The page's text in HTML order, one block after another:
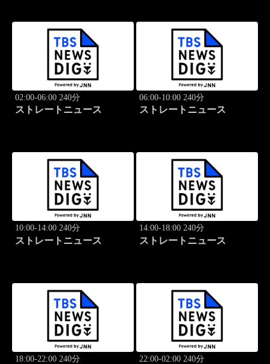
02:00-06:00 240分
ストレートニュース
06:00-10:00 240分
ストレートニュース
10:00-14:00 240分
ストレートニュース
14:00-18:00 240分
ストレートニュース
18:00-22:00 240分 22:00-02:00 240分